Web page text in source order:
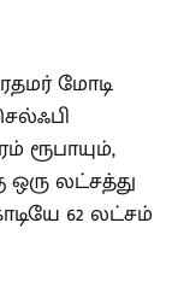
மோடி
ரூபாயும்,
லட்சத்து
62 லட்சம்